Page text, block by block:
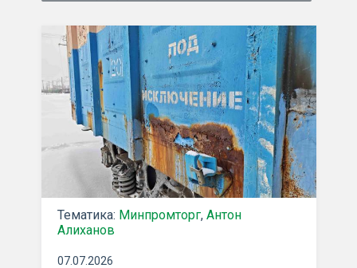
Тематика: Минпромторг, Антон
Алиханов
07.07.2026